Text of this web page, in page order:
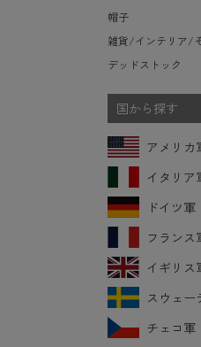
帽子
雑貨/インテリア/
デッドストック
国から探す
アメリカ
イタリア
ドイツ軍
フランス
イギリス
スウェー
チェコ軍